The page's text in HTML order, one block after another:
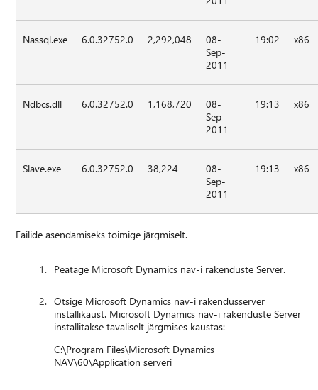
Nassql.exe 6.0.32752.0 2,292,048
08-
Sep-
2011
19:02 x86
Ndbcs.dll 6.0.32752.0 1,168,720
08-
Sep-
2011
19:13 x86
Slave.exe 6.0.32752.0 38,224
08-
Sep-
2011
19:13 x86
Failide asendamiseks toimige järgmiselt.
Peatage Microsoft Dynamics nav-i rakenduste Server.
Otsige Microsoft Dynamics nav-i rakendusserver
installikaust. Microsoft Dynamics nav-i rakenduste Server
installitakse tavaliselt järgmises kaustas:
C:\Program Files\Microsoft Dynamics
NAV\60\Application serveri